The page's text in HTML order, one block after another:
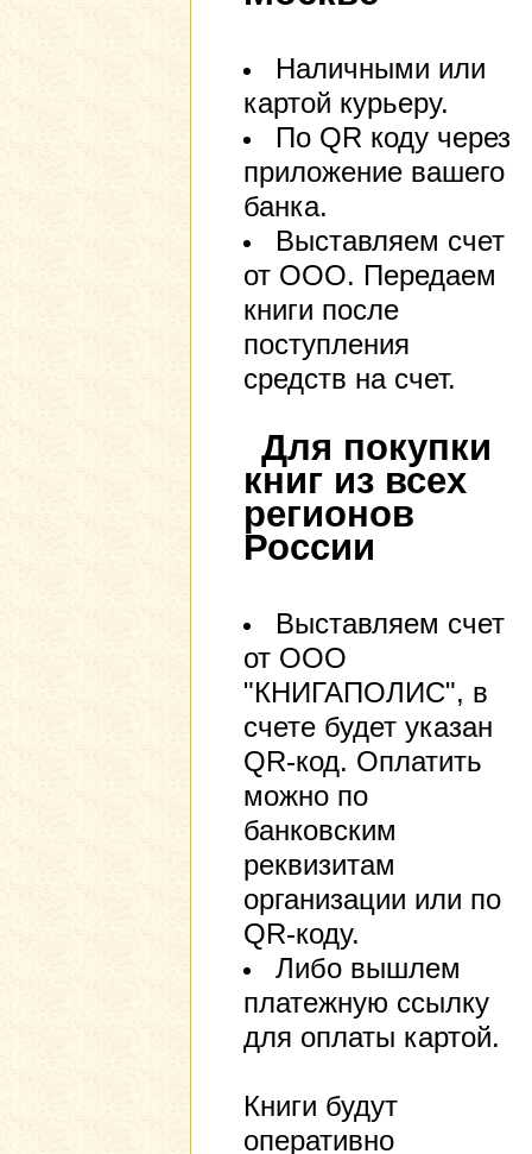
Наличными или
картой курьеру.
По QR коду через
приложение вашего
банка.
Выставляем счет
от ООО. Передаем
книги после
поступления
средств на счет.
Для покупки
книг из всех
регионов
России
Выставляем счет
от ООО
"КНИГАПОЛИС", в
счете будет указан
QR-код. Оплатить
можно по
банковским
реквизитам
организации или по
QR-коду.
Либо вышлем
платежную ссылку
для оплаты картой.
Книги будут
оперативно